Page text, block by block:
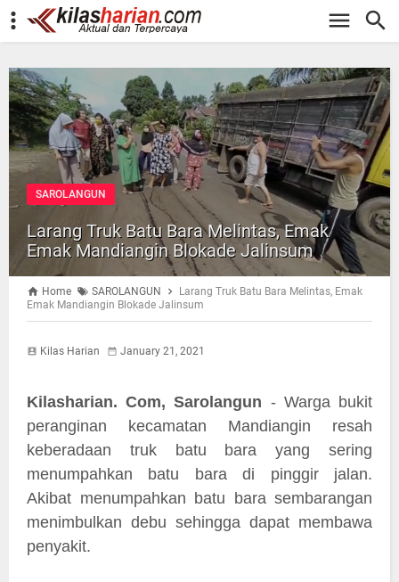
-->
SAROLANGUN
Larang Truk Batu Bara Melintas, Emak
Emak Mandiangin Blokade Jalinsum
Home SAROLANGUN
Larang Truk Batu Bara Melintas, Emak
Emak Mandiangin Blokade Jalinsum
Kilas Harian January 21, 2021
Kilasharian. Com, Sarolangun - Warga bukit
peranginan kecamatan Mandiangin resah
keberadaan truk batu bara yang sering
menumpahkan batu bara di pinggir jalan.
Akibat menumpahkan batu bara sembarangan
menimbulkan debu sehingga dapat membawa
penyakit.